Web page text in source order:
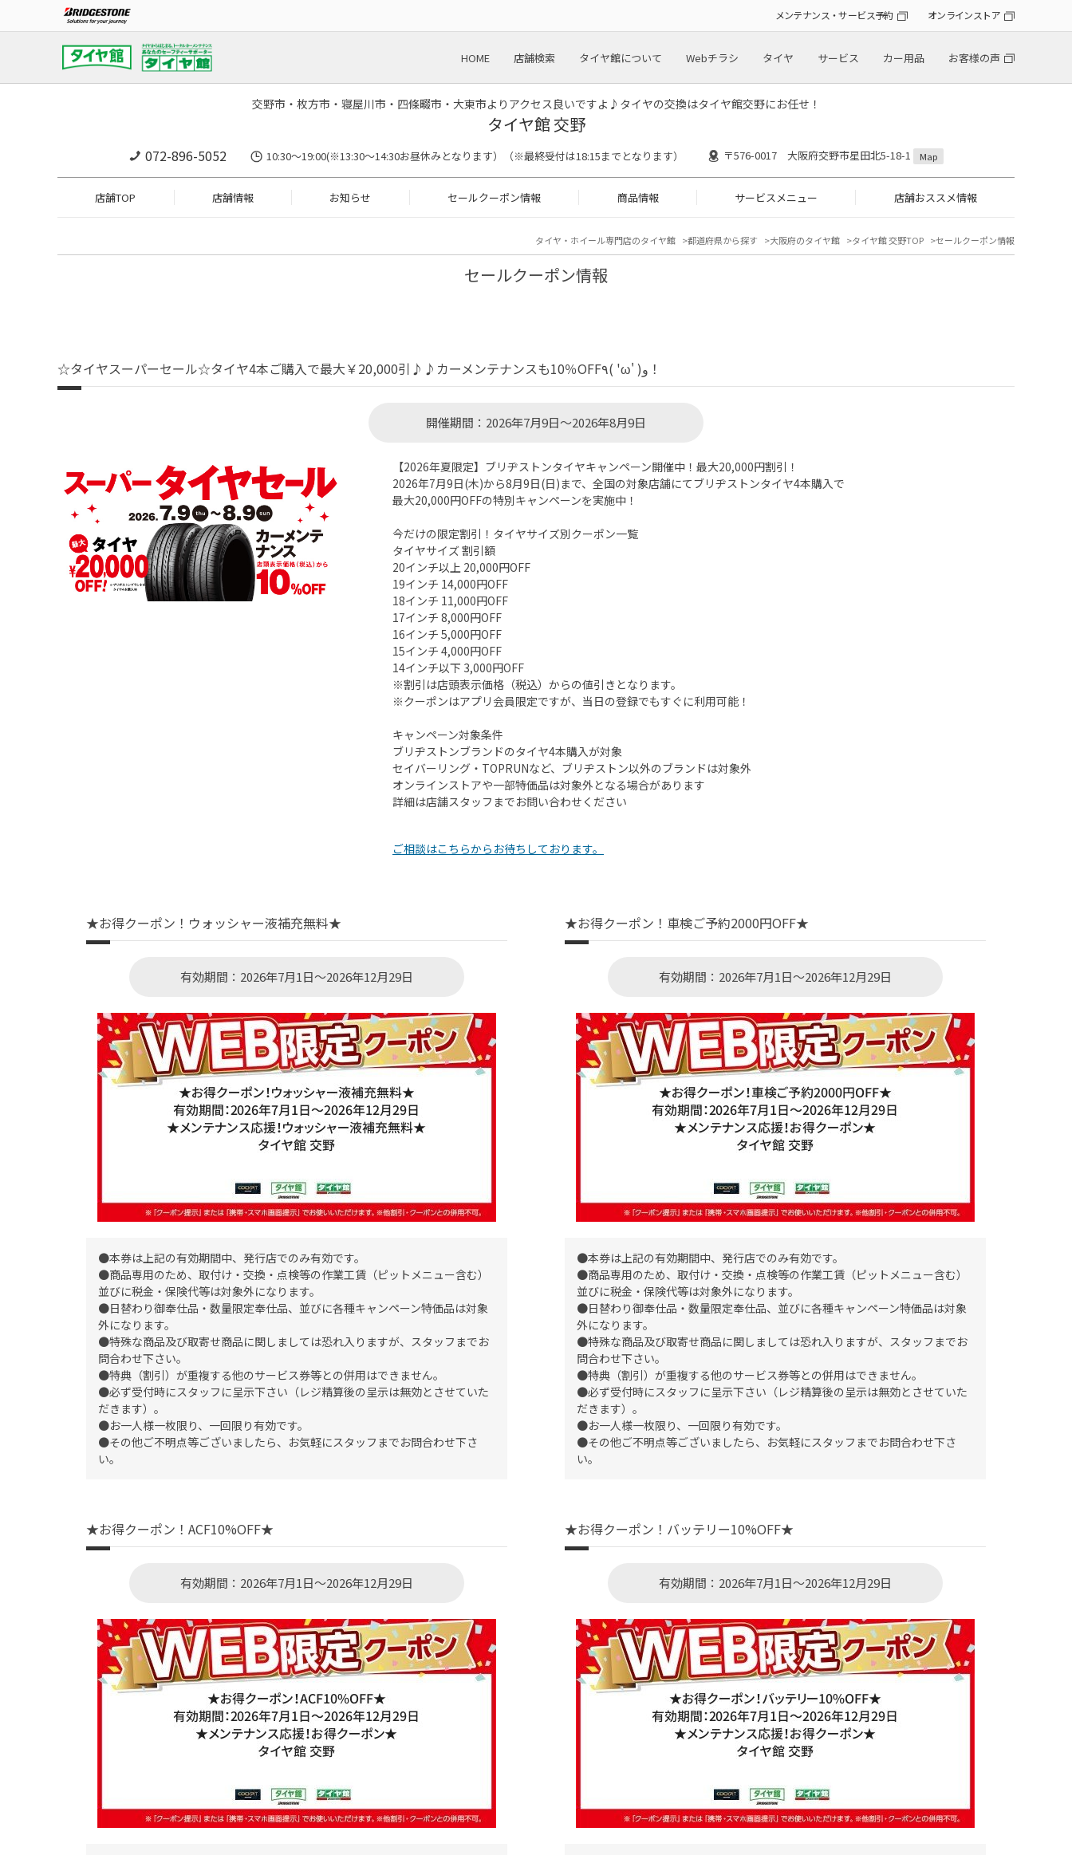
メンテナンス・サービス予約 オンラインストア
HOME 店舗検索 タイヤ館について Webチラシ タイヤ サービス カー用品 お客様の声
交野市・枚方市・寝屋川市・四條畷市・大東市よりアクセス良いですよ♪タイヤの交換はタイヤ館交野にお任せ！
タイヤ館 交野
072-896-5052 10:30～19:00(※13:30～14:30お昼休みとなります）（※最終受付は18:15までとなります） 〒576-0017 大阪府交野市星田北5-18-1 Map
店舗TOP 店舗情報 お知らせ セールクーポン情報 商品情報 サービスメニュー 店舗おススメ情報
タイヤ・ホイール専門店のタイヤ館 都道府県から探す 大阪府のタイヤ館 タイヤ館 交野TOP セールクーポン情報
セールクーポン情報
☆タイヤスーパーセール☆タイヤ4本ご購入で最大￥20,000引♪♪カーメンテナンスも10％OFF٩( 'ω' )و！
開催期間：2026年7月9日～2026年8月9日
【2026年夏限定】ブリヂストンタイヤキャンペーン開催中！最大20,000円割引！
2026年7月9日(木)から8月9日(日)まで、全国の対象店舗にてブリヂストンタイヤ4本購入で
最大20,000円OFFの特別キャンペーンを実施中！
今だけの限定割引！タイヤサイズ別クーポン一覧
タイヤサイズ 割引額
20インチ以上 20,000円OFF
19インチ 14,000円OFF
18インチ 11,000円OFF
17インチ 8,000円OFF
16インチ 5,000円OFF
15インチ 4,000円OFF
14インチ以下 3,000円OFF
※割引は店頭表示価格（税込）からの値引きとなります。
※クーポンはアプリ会員限定ですが、当日の登録でもすぐに利用可能！
キャンペーン対象条件
ブリヂストンブランドのタイヤ4本購入が対象
セイバーリング・TOPRUNなど、ブリヂストン以外のブランドは対象外
オンラインストアや一部特価品は対象外となる場合があります
詳細は店舗スタッフまでお問い合わせください
ご相談はこちらからお待ちしております。
★お得クーポン！ウォッシャー液補充無料★
有効期間：2026年7月1日～2026年12月29日
●本券は上記の有効期間中、発行店でのみ有効です。
●商品専用のため、取付け・交換・点検等の作業工賃（ピットメニュー含む）
並びに税金・保険代等は対象外になります。
●日替わり御奉仕品・数量限定奉仕品、並びに各種キャンペーン特価品は対象
外になります。
●特殊な商品及び取寄せ商品に関しましては恐れ入りますが、スタッフまでお
問合わせ下さい。
●特典（割引）が重複する他のサービス券等との併用はできません。
●必ず受付時にスタッフに呈示下さい（レジ精算後の呈示は無効とさせていた
だきます）。
●お一人様一枚限り、一回限り有効です。
●その他ご不明点等ございましたら、お気軽にスタッフまでお問合わせ下さ
い。
★お得クーポン！車検ご予約2000円OFF★
有効期間：2026年7月1日～2026年12月29日
●本券は上記の有効期間中、発行店でのみ有効です。
●商品専用のため、取付け・交換・点検等の作業工賃（ピットメニュー含む）
並びに税金・保険代等は対象外になります。
●日替わり御奉仕品・数量限定奉仕品、並びに各種キャンペーン特価品は対象
外になります。
●特殊な商品及び取寄せ商品に関しましては恐れ入りますが、スタッフまでお
問合わせ下さい。
●特典（割引）が重複する他のサービス券等との併用はできません。
●必ず受付時にスタッフに呈示下さい（レジ精算後の呈示は無効とさせていた
だきます）。
●お一人様一枚限り、一回限り有効です。
●その他ご不明点等ございましたら、お気軽にスタッフまでお問合わせ下さ
い。
★お得クーポン！ACF10%OFF★
有効期間：2026年7月1日～2026年12月29日
★お得クーポン！バッテリー10%OFF★
有効期間：2026年7月1日～2026年12月29日